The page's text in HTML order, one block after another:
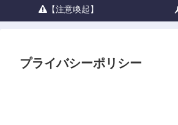
【注意喚起】
プライバシーポリシー